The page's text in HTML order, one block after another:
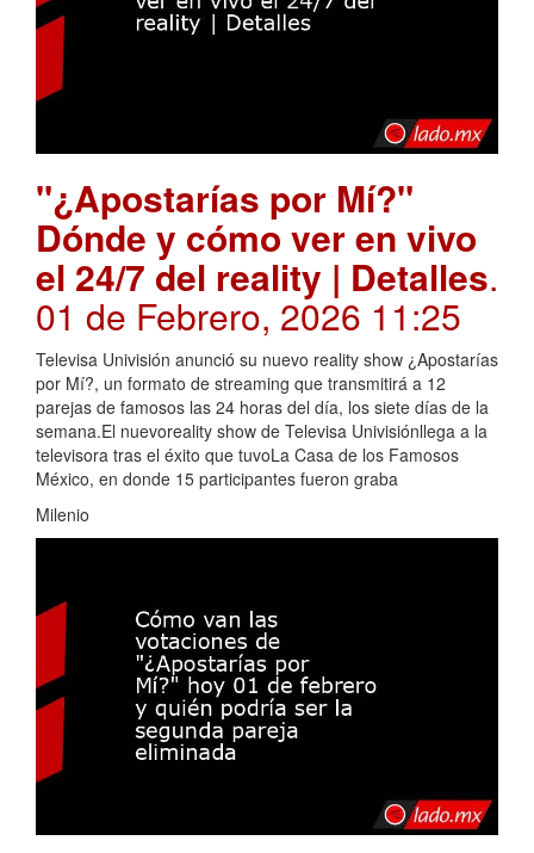
"¿Apostarías por Mí?"
Dónde y cómo ver en vivo
el 24/7 del reality | Detalles.
01 de Febrero, 2026 11:25
Televisa Univisión anunció su nuevo reality show ¿Apostarías
por Mí?, un formato de streaming que transmitirá a 12
parejas de famosos las 24 horas del día, los siete días de la
semana.El nuevoreality show de Televisa Univisiónllega a la
televisora tras el éxito que tuvoLa Casa de los Famosos
México, en donde 15 participantes fueron graba
Milenio